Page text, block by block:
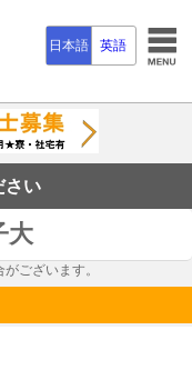
日本語 英語
さい
大
ございます。